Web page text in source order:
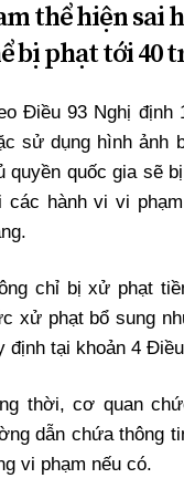
Trái Phải
viết
thể hiện sai
bị phạt tới 40
Điều 93 Nghị định
sử dụng hình ảnh
quyền quốc gia sẽ
các hành vi vi
chỉ bị xử phạt
xử phạt bổ sung
định tại khoản 4
thời, cơ quan
dẫn chứa thông
vi phạm nếu có.